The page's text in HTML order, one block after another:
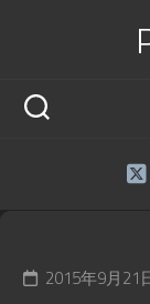
2015年9月21